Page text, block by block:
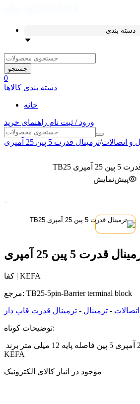
دسته بندی
جستجو
0
دسته بندی کالاها
خانه
ورود / ثبت نام راهنمای خرید
و اتصالات/
پیش‌نمایش
کفا | KEFA
مرجع: TB25-5pin-Barrier terminal block
- ترمینال - ترمینال قدرت قاب دار
توضیحات کوتاه:
KEFA
موجود در انبار کالای الکترونیک